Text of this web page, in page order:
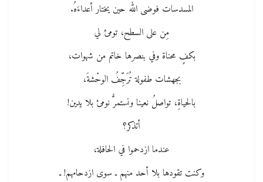
المسدسات فوضى الله حين يختار أعداءَهُ.
مِن على السطح، تومئ لي
بكفٍ محناة وفي بنصرها خاتم من شهوات،
بجهشات طفولة تُرَجِّفُ الوحْشةَ،
بالحياةِ، تواصلُ نعينا ونستمرُّ نومئ بلا يدين!
أتذكر؟
عندما ازدحموا في الحافلة،
وكنت تقودها بلا أحد منهم ـ سوى ازدحامهم! ـ